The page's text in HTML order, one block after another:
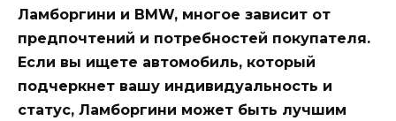
Ламборгини и BMW, многое зависит от
предпочтений и потребностей покупателя.
Если вы ищете автомобиль, который
подчеркнет вашу индивидуальность и
статус, Ламборгини может быть лучшим